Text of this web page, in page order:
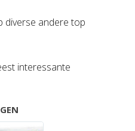
diverse andere top
interessante